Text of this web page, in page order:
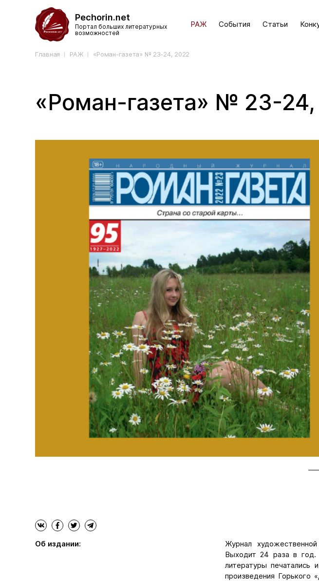
Pechorin.net
Портал больших литературных
возможностей
РАЖ События Статьи
Главная РАЖ «Роман-газета» № 23-24, 2022
«Роман-газета» № 23-
Об издании:
Журнал
Выходит 24 раза в год.
литературы
произведения Горького